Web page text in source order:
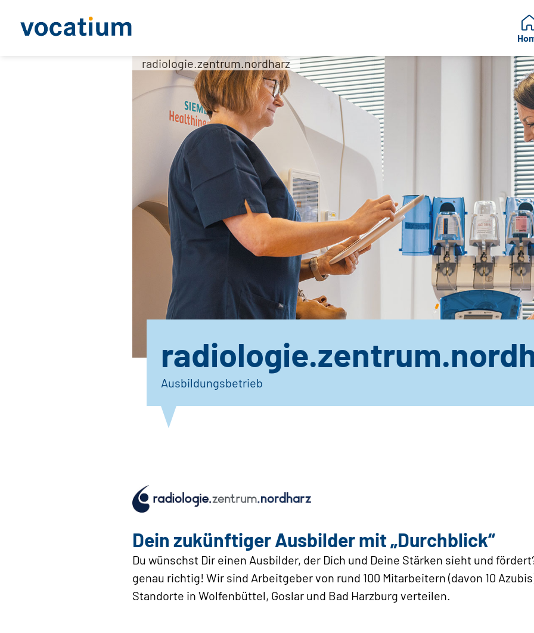
radiologie.zentrum.nordharz
Ausbildungsbetrieb
Dein zukünftiger Ausbilder mit „Durchblick“
Du wünschst Dir einen Ausbilder, der Dich und Deine Stärken sieht und
genau richtig! Wir sind Arbeitgeber von rund 100 Mitarbeitern (davon 10
Standorte in Wolfenbüttel, Goslar und Bad Harzburg verteilen.